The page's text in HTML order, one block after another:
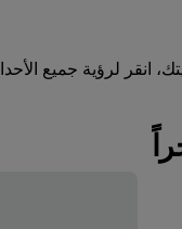
انقر لرؤية جميع